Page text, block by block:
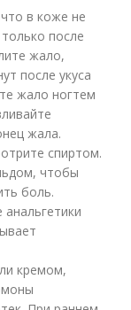
в коже не
после
жало,
после укуса
жало ногтем
жала.
спиртом.
чтобы
боль.
кремом,